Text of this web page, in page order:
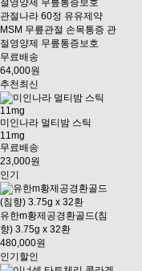
관절나라 60정 유유제약
MSM 무릎관절 손목통증 관
절영양제 무릎통증보호
무료배송
64,000원
추천 최신
미인나라 멀티밤 스틱
11mg
무료배송
23,000원
인기
유한m황제공경환골드(침
향) 3.75g x 32환
480,000원
인기 할인